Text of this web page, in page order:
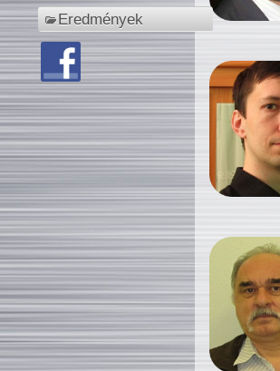
Eredmények